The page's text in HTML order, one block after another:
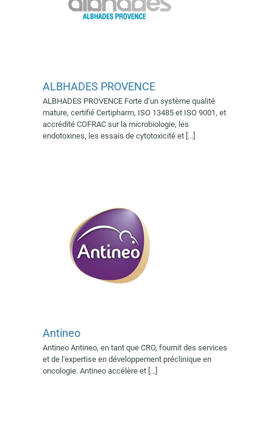
ALBHADES PROVENCE
ALBHADES PROVENCE Forte d’un système qualité
mature, certifié Certipharm, ISO 13485 et ISO 9001, et
accrédité COFRAC sur la microbiologie, les
endotoxines, les essais de cytotoxicité et [...]
Antineo
Village AFSSI 2018 Village
AFSSI 2019
Antineo
Antineo Antineo, en tant que CRO, fournit des services
et de l'expertise en développement préclinique en
oncologie. Antineo accélère et [...]
Biotech Finances
Exposants 2019 Supporter
média 2024 Supporter média
2025 Supporters médias 2019